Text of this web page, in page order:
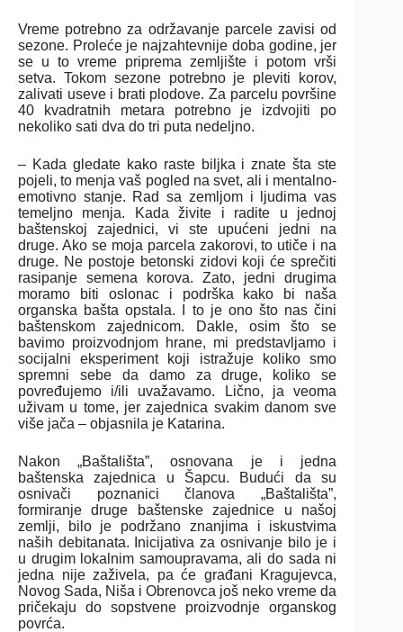
Vreme potrebno za održavanje parcele zavisi od
sezone. Proleće je najzahtevnije doba godine, jer
se u to vreme priprema zemljište i potom vrši
setva. Tokom sezone potrebno je pleviti korov,
zalivati useve i brati plodove. Za parcelu površine
40 kvadratnih metara potrebno je izdvojiti po
nekoliko sati dva do tri puta nedeljno.
– Kada gledate kako raste biljka i znate šta ste
pojeli, to menja vaš pogled na svet, ali i mentalno-
emotivno stanje. Rad sa zemljom i ljudima vas
temeljno menja. Kada živite i radite u jednoj
baštenskoj zajednici, vi ste upućeni jedni na
druge. Ako se moja parcela zakorovi, to utiče i na
druge. Ne postoje betonski zidovi koji će sprečiti
rasipanje semena korova. Zato, jedni drugima
moramo biti oslonac i podrška kako bi naša
organska bašta opstala. I to je ono što nas čini
baštenskom zajednicom. Dakle, osim što se
bavimo proizvodnjom hrane, mi predstavljamo i
socijalni eksperiment koji istražuje koliko smo
spremni sebe da damo za druge, koliko se
povređujemo i/ili uvažavamo. Lično, ja veoma
uživam u tome, jer zajednica svakim danom sve
više jača – objasnila je Katarina.
Nakon „Baštališta”, osnovana je i jedna
baštenska zajednica u Šapcu. Budući da su
osnivači poznanici članova „Baštališta”,
formiranje druge baštenske zajednice u našoj
zemlji, bilo je podržano znanjima i iskustvima
naših debitanata. Inicijativa za osnivanje bilo je i
u drugim lokalnim samoupravama, ali do sada ni
jedna nije zaživela, pa će građani Kragujevca,
Novog Sada, Niša i Obrenovca još neko vreme da
pričekaju do sopstvene proizvodnje organskog
povrća.